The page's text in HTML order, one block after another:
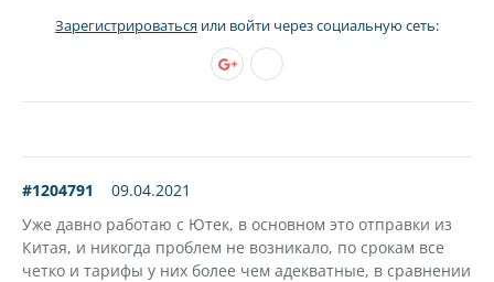
Зарегистрироваться или войти через социальную сеть:
#1204791
09.04.2021
Уже давно работаю с Ютек, в основном это отправки из
Китая, и никогда проблем не возникало, по срокам все
четко и тарифы у них более чем адекватные, в сравнении